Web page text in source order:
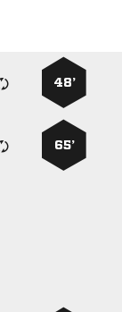
48’
65’